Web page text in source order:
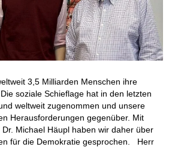
3,5 Milliarden Menschen ihre
soziale Schieflage hat in den letzten
weltweit zugenommen und unsere
Herausforderungen gegenüber. Mit
Michael Häupl haben wir daher über
für die Demokratie gesprochen. Herr